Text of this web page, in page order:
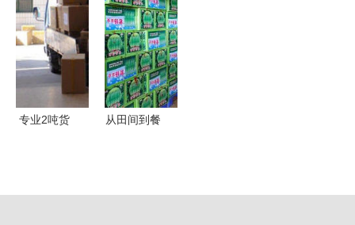
品原来是这
么来的——
人工搬运服
务的真实价
值
中国制造交
易网用心为
您保驾护航
专业2吨货
从田间到餐